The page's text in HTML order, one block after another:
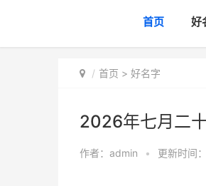
首页 好
首页 > 好名字
2026年七月二
作者： admin • 更新时间